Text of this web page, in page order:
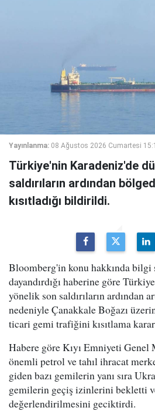
Yayınlanma: 08 Ağustos 2026 Cumartesi
Türkiye'nin Karadeniz'de
saldırıların ardından
kısıtladığı bildirildi.
Bloomberg'in konu hakkında bilgi
dayandırdığı haberine göre
yönelik son saldırıların ardından
nedeniyle Çanakkale Boğazı
ticari gemi trafiğini kısıtlama
Habere göre Kıyı Emniyeti Genel
önemli petrol ve tahıl ihracat
giden bazı gemilerin yanı sıra
gemilerin geçiş izinlerini bekletti
değerlendirilmesini geciktirdi.